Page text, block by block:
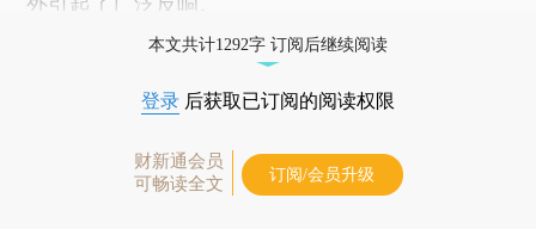
本文共计1292字 订阅后继续阅读
登录 后获取已订阅的阅读权限
财新通会员
可畅读全文
订阅/会员升级